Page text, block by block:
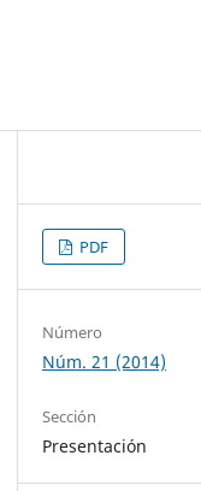
PDF
Número
Núm. 21 (2014)
Sección
Presentación